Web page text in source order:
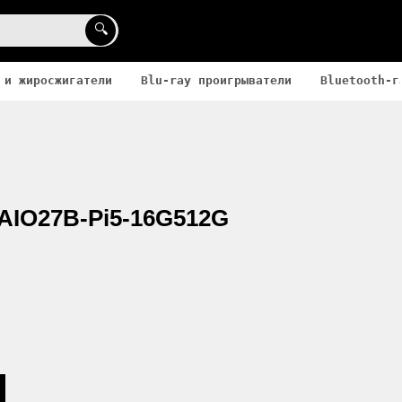
🔍
жиросжигатели Blu-ray проигрыватели Bluetooth-
Pi5-16G512G